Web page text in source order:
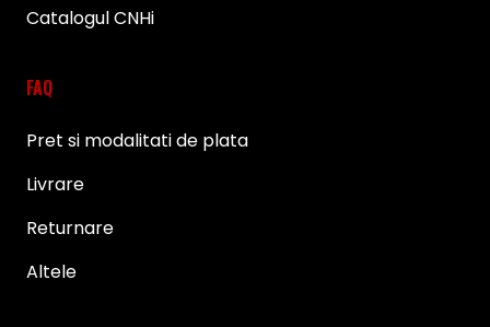
Catalogul CNHi
FAQ
Pret si modalitati de plata
Livrare
Returnare
Altele